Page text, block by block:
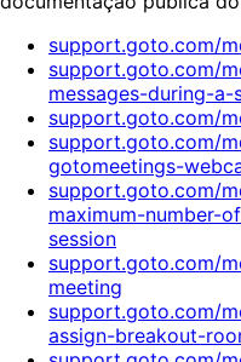
support.goto.com/
support.goto.com/
messages-during-a-
support.goto.com/
support.goto.com/
gotomeetings-
support.goto.com/
maximum-number-
session
support.goto.com/
meeting
support.goto.com/
assign-breakout-